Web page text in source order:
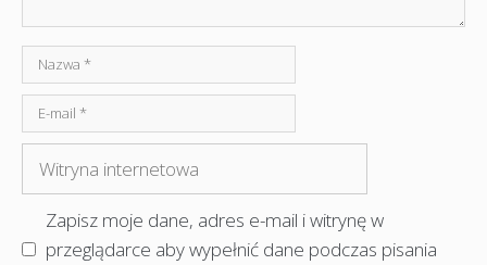
Nazwa
mail
Witryna
internetowa
Zapisz moje dane, adres e-mail i witrynę w
przeglądarce aby wypełnić dane podczas pisania